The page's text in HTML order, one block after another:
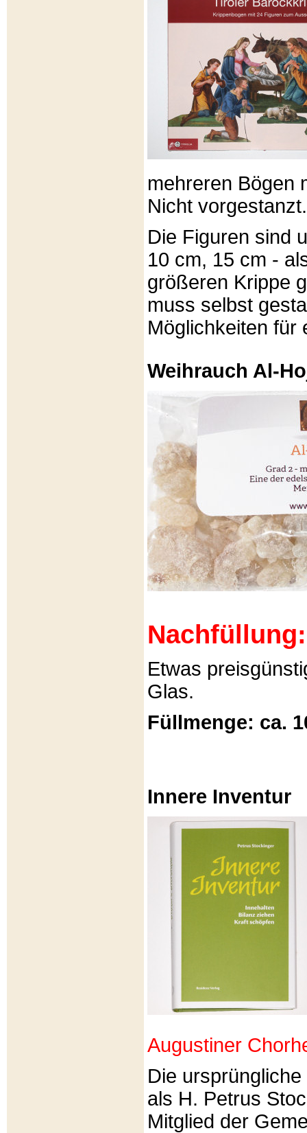
mehreren Bögen
Nicht vorgestanzt.
Die Figuren sind
10 cm, 15 cm -
größeren Krippe
muss selbst
Möglichkeiten für
Weihrauch Al-
Etwas
Glas.
Füllmenge: ca.
Innere Inventur
Augustiner
Die
als H. Petrus
Mitglied der